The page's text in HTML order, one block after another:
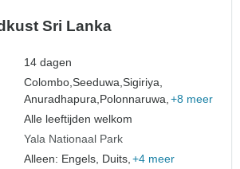
Sri Lanka
14 dagen
Colombo,Seeduwa,Sigiriya,
Anuradhapura, Polonnaruwa, +8 meer
Alle leeftijden welkom
Yala Nationaal Park
Alleen: Engels, Duits, +4 meer